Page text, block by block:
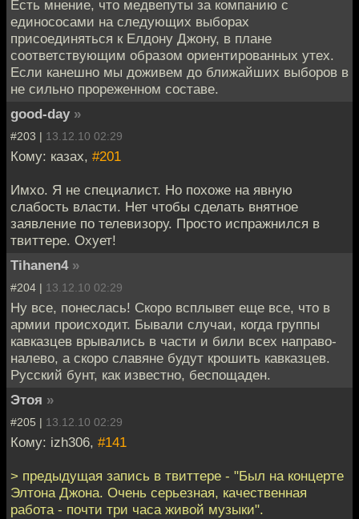
Есть мнение, что медвепуты за компанию с
единососами на следующих выборах
присоединяться к Елдону Джону, в плане
соответствующим образом ориентированных утех.
Если канешно мы доживем до ближайших выборов в
не сильно прореженном составе.
good-day »
#203 | 13.12.10 02:29
Кому: казах, #201
Имхо. Я не специалист. Но похоже на явную
слабость власти. Нет чтобы сделать внятное
заявление по телевизору. Просто испражнился в
твиттере. Охует!
Tihanen4 »
#204 | 13.12.10 02:29
Ну все, понеслась! Скоро всплывет еще все, что в
армии происходит. Бывали случаи, когда группы
кавказцев врывались в части и били всех направо-
налево, а скоро славяне будут крошить кавказцев.
Русский бунт, как известно, беспощаден.
Этоя »
#205 | 13.12.10 02:29
Кому: izh306, #141
> предыдущая запись в твиттере - "Был на концерте
Элтона Джона. Очень серьезная, качественная
работа - почти три часа живой музыки".